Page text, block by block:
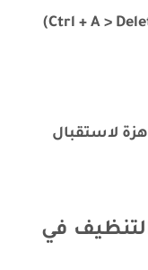
لاستقبال
في